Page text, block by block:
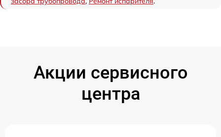
Акции сервисного
центра